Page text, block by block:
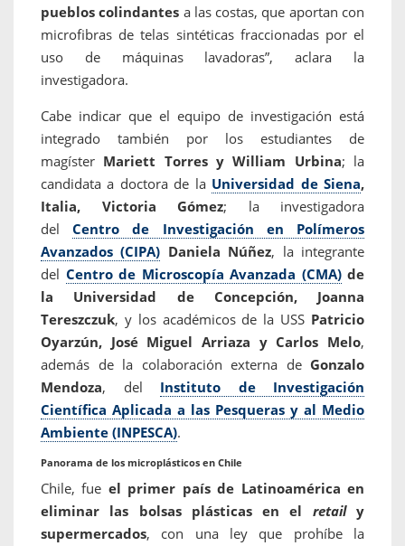
pueblos colindantes a las costas, que aportan con
microfibras de telas sintéticas fraccionadas por el
uso de máquinas lavadoras”, aclara la
investigadora.
Cabe indicar que el equipo de investigación está
integrado también por los estudiantes de
magíster Mariett Torres y William Urbina; la
candidata a doctora de la Universidad de Siena,
Italia, Victoria Gómez; la investigadora
delCentro de Investigación en Polímeros
Avanzados (CIPA) Daniela Núñez, la integrante
del Centro de Microscopía Avanzada (CMA)de
la Universidad de Concepción, Joanna
Tereszczuk, y los académicos de la USS Patricio
Oyarzún, José Miguel Arriaza y Carlos Melo,
además de la colaboración externa de Gonzalo
Mendoza, del Instituto de Investigación
Científica Aplicada a las Pesqueras y al Medio
Ambiente (INPESCA).
Panorama de los microplásticos en Chile
Chile, fue el primer país de Latinoamérica en
eliminar las bolsas plásticas en el retaily
supermercados, con una ley que prohíbe la